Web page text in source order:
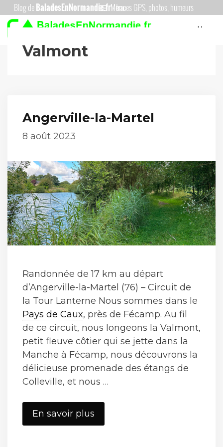
Aller
au
Menu
Menu
Valmont
Angerville-la-Martel
8 août 2023
Randonnée de 17 km au départ
d’Angerville-la-Martel (76) – Circuit de
la Tour Lanterne Nous sommes dans le
Pays de Caux, près de Fécamp. Au fil
de ce circuit, nous longeons la Valmont,
petit fleuve côtier qui se jette dans la
Manche à Fécamp, nous découvrons la
délicieuse promenade des étangs de
Colleville, et nous …
En savoir plus
la-